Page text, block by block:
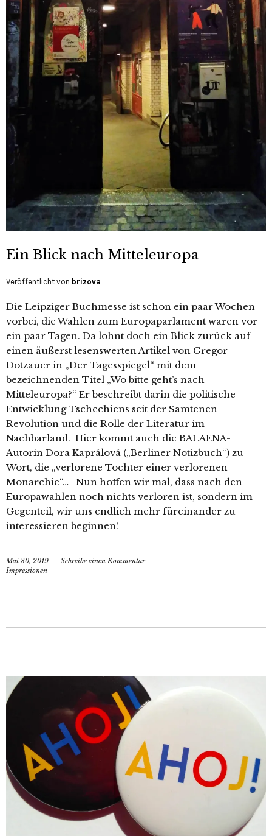
Ein Blick nach Mitteleuropa
Veröffentlicht von brizova
Die Leipziger Buchmesse ist schon ein paar Wochen
vorbei, die Wahlen zum Europaparlament waren vor
ein paar Tagen. Da lohnt doch ein Blick zurück auf
einen äußerst lesenswerten Artikel von Gregor
Dotzauer in „Der Tagesspiegel“ mit dem
bezeichnenden Titel „Wo bitte geht’s nach
Mitteleuropa?“ Er beschreibt darin die politische
Entwicklung Tschechiens seit der Samtenen
Revolution und die Rolle der Literatur im
Nachbarland. Hier kommt auch die BALAENA-
Autorin Dora Kaprálová („Berliner Notizbuch“) zu
Wort, die „verlorene Tochter einer verlorenen
Monarchie“… Nun hoffen wir mal, dass nach den
Europawahlen noch nichts verloren ist, sondern im
Gegenteil, wir uns endlich mehr füreinander zu
interessieren beginnen!
Mai 30, 2019
Schreibe einen Kommentar
Impressionen